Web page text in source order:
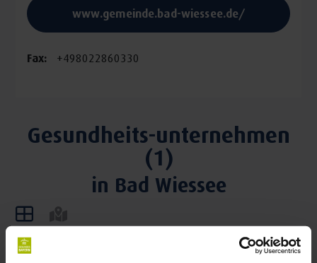
www.gemeinde.bad-wiessee.de/
Fax: +498022860330
Gesundheits-unternehmen
(1)
in Bad Wiessee